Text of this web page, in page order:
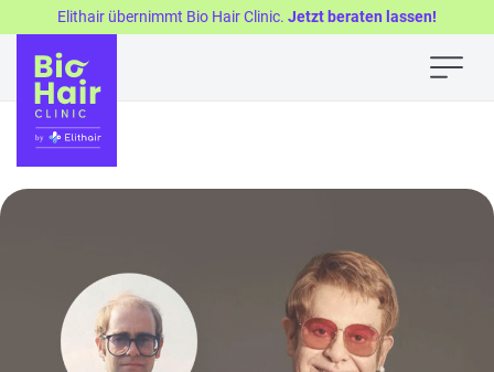
Elithair übernimmt Bio Hair Clinic. Jetzt beraten lassen!